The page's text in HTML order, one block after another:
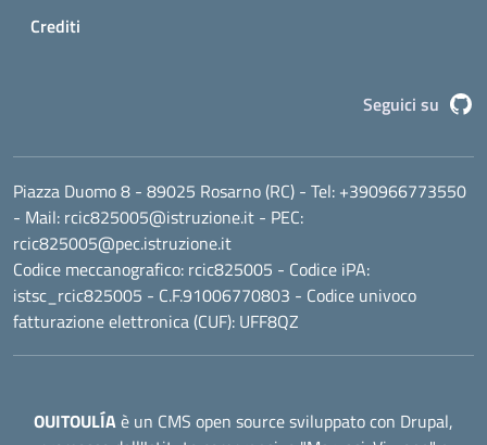
Crediti
Seguici su
Piazza Duomo 8 - 89025 Rosarno (RC) - Tel: +390966773550
- Mail: rcic825005@istruzione.it - PEC:
rcic825005@pec.istruzione.it
Codice meccanografico: rcic825005 - Codice iPA:
istsc_rcic825005 - C.F.91006770803 - Codice univoco
fatturazione elettronica (CUF): UFF8QZ
OUITOULÍAè un CMS open source sviluppato con Drupal,